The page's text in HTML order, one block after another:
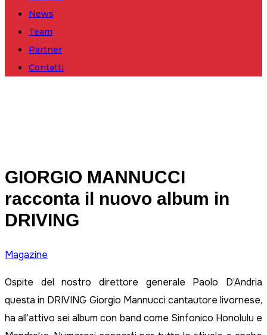
News
Team
Partner
Contatti
GIORGIO MANNUCCI
racconta il nuovo album in
DRIVING
Magazine
Ospite del nostro direttore generale Paolo D’Andria
questa in DRIVING Giorgio Mannucci cantautore livornese,
ha all’attivo sei album con band come Sinfonico Honolulu e